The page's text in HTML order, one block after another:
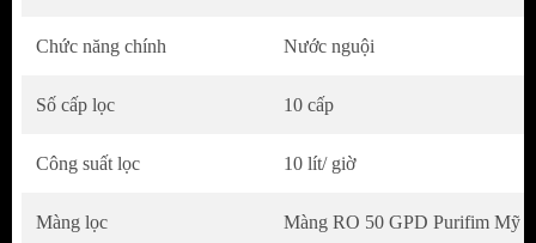
KAQ-U03 PRO sở hữu 10 lõi lọc công nghệ Smax
thế hệ mới, gấp 2 hiệu suất, gấp 2 tuổi thọ
Chức năng chính Nước nguội
Số cấp lọc 10 cấp
Công suất lọc 10 lít/ giờ
Màng lọc Màng RO 50 GPD Purifim Mỹ